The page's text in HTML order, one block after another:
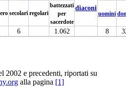
diaconi
secolari regolari
battezzati
per
sacerdote
uomini
6 1.062 8
2002 e precedenti, riportati su
alla pagina [1]